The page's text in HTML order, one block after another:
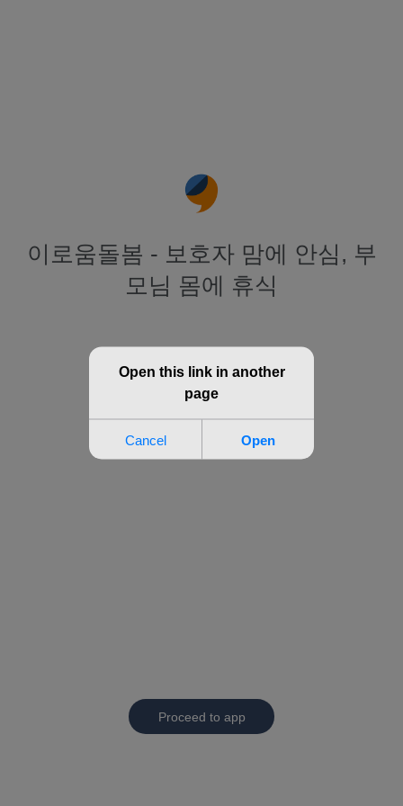
이로움돌봄 - 보호자 맘에 안심, 부
모님 몸에 휴식
Proceed to app